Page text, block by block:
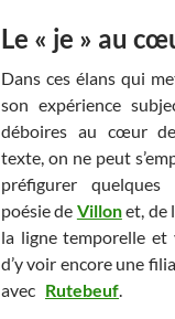
Le « je » au
Dans ces élans qui
son expérience
déboires au cœur
texte, on ne peut
préfigurer
poésie de Villonet, de
la ligne temporelle et
d’y voir encore une
avec Rutebeuf.